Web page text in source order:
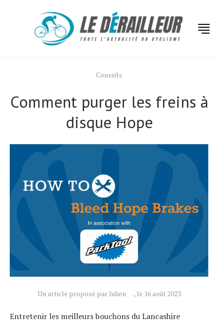
Conseils
Comment purger les freins à
disque Hope
Un article proposé par Julien , le 16 août 2023
Entretenir les meilleurs bouchons du Lancashire